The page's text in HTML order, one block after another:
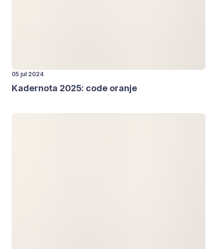
05 jul 2024
Kader­no­ta 2025: code oran­je